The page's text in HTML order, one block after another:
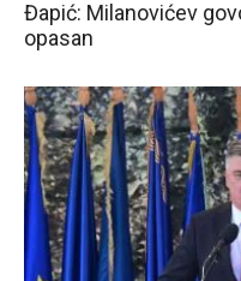
Đapić: Milanovićev
opasan